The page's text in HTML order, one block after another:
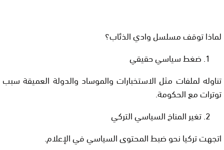
لماذا توقف مسلسل وادي الذئاب؟
ضغط سياسي حقيقي
تناوله لملفات مثل الاستخبارات والموساد والدولة العميقة سبب
توترات مع الحكومة.
تغير المناخ السياسي التركي
اتجهت تركيا نحو ضبط المحتوى السياسي في الإعلام.